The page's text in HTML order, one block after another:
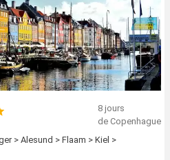
8 jours
de Copenhague
> Alesund > Flaam > Kiel >